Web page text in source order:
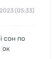
(05:33)
сон по
ок